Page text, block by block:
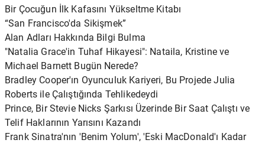
Bir Çocuğun İlk Kafasını Yükseltme Kitabı
“San Francisco'da Sikişmek”
Alan Adları Hakkında Bilgi Bulma
"Natalia Grace'in Tuhaf Hikayesi": Nataila, Kristine ve
Michael Barnett Bugün Nerede?
Bradley Cooper'ın Oyunculuk Kariyeri, Bu Projede Julia
Roberts ile Çalıştığında Tehlikedeydi
Prince, Bir Stevie Nicks Şarkısı Üzerinde Bir Saat Çalıştı ve
Telif Haklarının Yarısını Kazandı
Frank Sinatra'nın 'Benim Yolum', 'Eski MacDonald'ı Kadar